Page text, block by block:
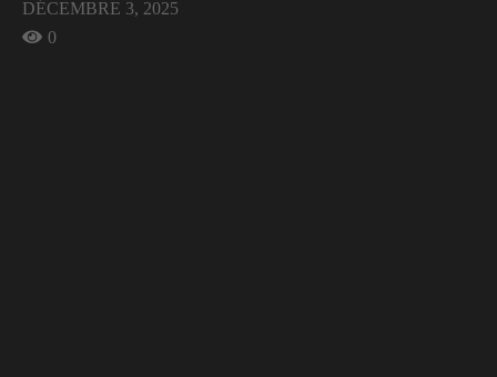
DÉCEMBRE 3, 2025
0